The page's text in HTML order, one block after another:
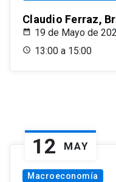
Claudio Ferraz,
19 de Mayo de
13:00 a 15:00
12 MAY
Macroeconomía